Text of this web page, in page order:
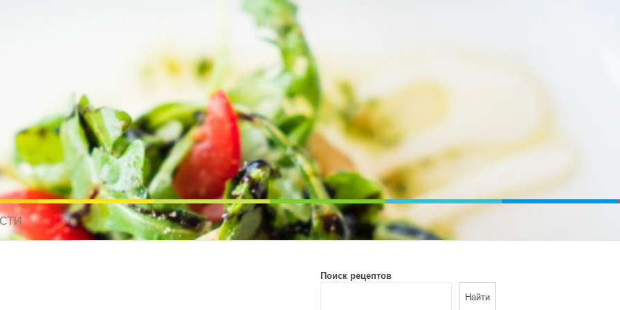
рецепты для всех
РЕЦЕПТЫ ДЛЯ МУЛЬТИВАРКИ. РЕЦЕПТЫ ДЛЯ МИКРОВОЛНОВОЙ ПЕЧИ. ДИЕТИЧЕСКОЕ ПИТАНИЕ
Поиск рецептов
Найти